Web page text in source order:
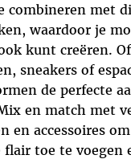
combineren met
waardoor je
kunt creëren.
sneakers of
de perfecte
en match met
en accessoires
toe te voegen